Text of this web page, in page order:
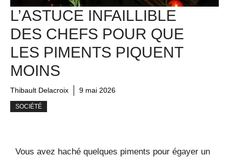
L’ASTUCE INFAILLIBLE
DES CHEFS POUR QUE
LES PIMENTS PIQUENT
MOINS
Thibault Delacroix 9 mai 2026
SOCIÉTÉ
Vous avez haché quelques piments pour égayer un